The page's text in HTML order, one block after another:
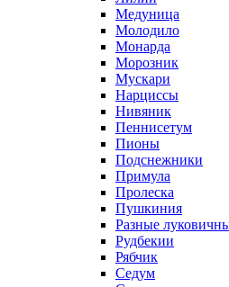
Медуница
Молодило
Монарда
Морозник
Мускари
Нарциссы
Нивяник
Пеннисетум
Пионы
Подснежники
Примула
Пролеска
Пушкиния
Разные
Рудбекии
Рябчик
Седум